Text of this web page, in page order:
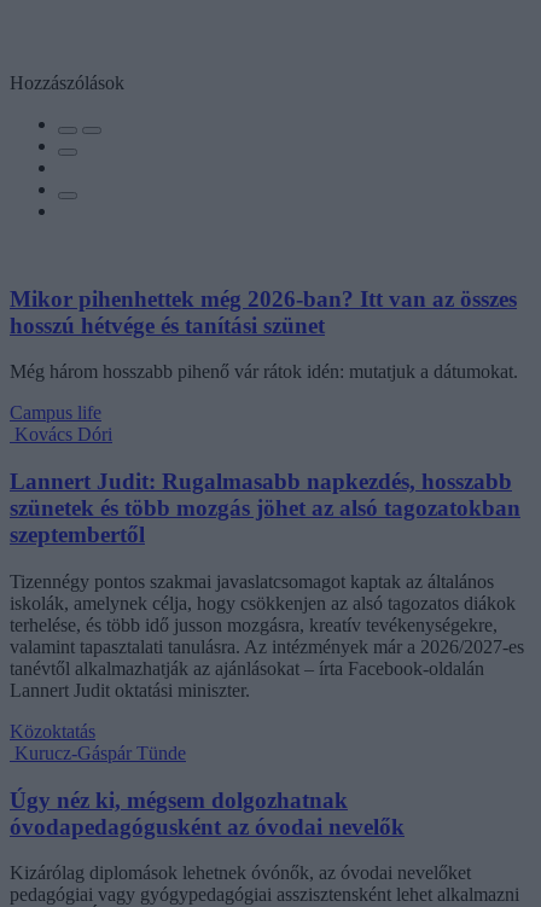
Hozzászólások
Mikor pihenhettek még 2026-ban? Itt van az összes
hosszú hétvége és tanítási szünet
Még három hosszabb pihenő vár rátok idén: mutatjuk a dátumokat.
Campus life
Kovács Dóri
Lannert Judit: Rugalmasabb napkezdés, hosszabb
szünetek és több mozgás jöhet az alsó tagozatokban
szeptembertől
Tizennégy pontos szakmai javaslatcsomagot kaptak az általános
iskolák, amelynek célja, hogy csökkenjen az alsó tagozatos diákok
terhelése, és több idő jusson mozgásra, kreatív tevékenységekre,
valamint tapasztalati tanulásra. Az intézmények már a 2026/2027-es
tanévtől alkalmazhatják az ajánlásokat – írta Facebook-oldalán
Lannert Judit oktatási miniszter.
Közoktatás
Kurucz-Gáspár Tünde
Úgy néz ki, mégsem dolgozhatnak
óvodapedagógusként az óvodai nevelők
Kizárólag diplomások lehetnek óvónők, az óvodai nevelőket
pedagógiai vagy gyógypedagógiai asszisztensként lehet alkalmazni